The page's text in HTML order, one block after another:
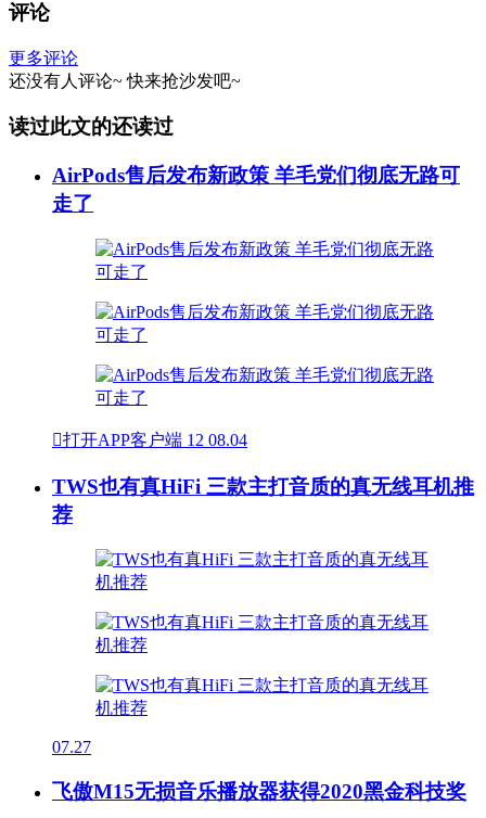
评论
更多评论
还没有人评论~ 快来抢沙发吧~
读过此文的还读过
AirPods售后发布新政策 羊毛党们彻底无路可
走了
打开APP客户端 12 08.04
TWS也有真HiFi 三款主打音质的真无线耳机推
荐
07.27
飞傲M15无损音乐播放器获得2020黑金科技奖